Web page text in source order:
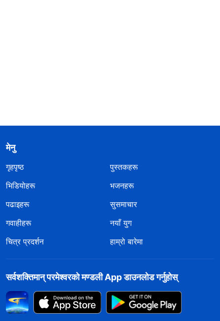
मेनु
गृहपृष्ठ
पुस्तकहरू
भिडियोहरू
भजनहरू
पढाइहरू
सुसमाचार
गवाहीहरू
नयाँ युग
चित्र प्रदर्शन
हाम्रो बारेमा
सर्वशक्तिमान्‌ परमेश्‍वरको मण्डली App डाउनलोड गर्नुहोस्